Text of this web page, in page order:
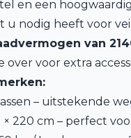
en een
u nodig heeft voor
van
voor extra
– uitstekende
220 cm – perfect